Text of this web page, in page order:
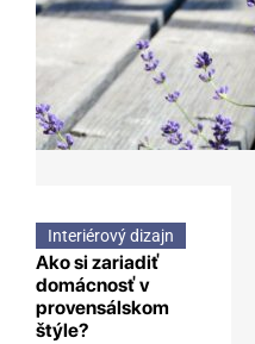
Interiérový dizajn
Ako si zariadiť
domácnosť v
provensálskom
štýle?